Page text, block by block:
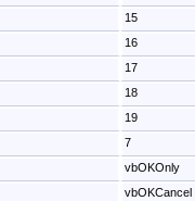
15
16
17
18
19
7
vbOKOnly
vbOKCancel